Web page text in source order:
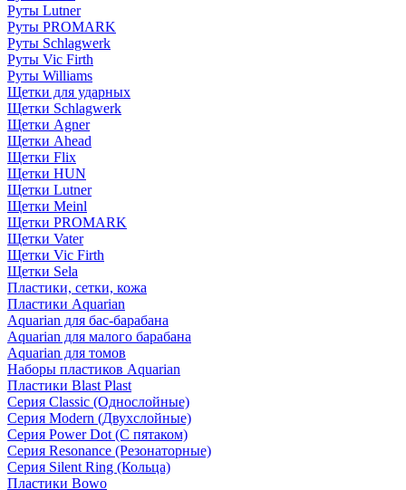
Руты Lutner
Руты PROMARK
Руты Schlagwerk
Руты Vic Firth
Руты Williams
Щетки для ударных
Щетки Schlagwerk
Щетки Agner
Щетки Ahead
Щетки Flix
Щетки HUN
Щетки Lutner
Щетки Meinl
Щетки PROMARK
Щетки Vater
Щетки Vic Firth
Щетки Sela
Пластики, сетки, кожа
Пластики Aquarian
Aquarian для бас-барабана
Aquarian для малого барабана
Aquarian для томов
Наборы пластиков Aquarian
Пластики Blast Plast
Серия Classic (Однослойные)
Серия Modern (Двухслойные)
Серия Power Dot (С пятаком)
Серия Resonance (Резонаторные)
Серия Silent Ring (Кольца)
Пластики Bowo